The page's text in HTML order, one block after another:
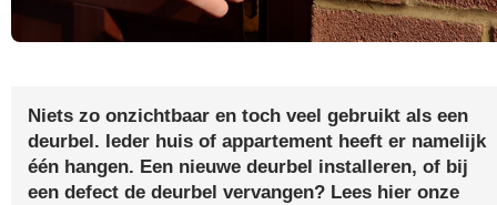
Niets zo onzichtbaar en toch veel gebruikt als een
deurbel. Ieder huis of appartement heeft er namelijk
één hangen. Een nieuwe deurbel installeren, of bij
een defect de deurbel vervangen? Lees hier onze